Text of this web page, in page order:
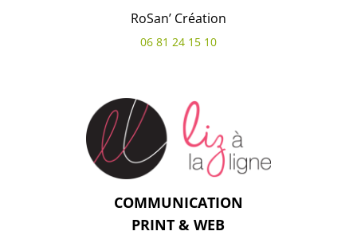
RoSan’ Création
06 81 24 15 10
COMMUNICATION
PRINT & WEB